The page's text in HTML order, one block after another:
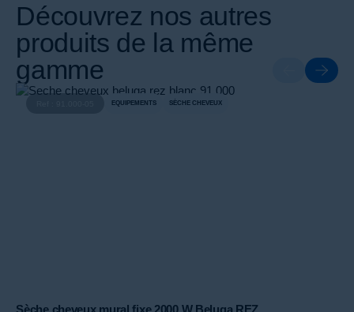
Découvrez nos autres
produits de la même
gamme
EQUIPEMENTS SÈCHE CHEVEUX